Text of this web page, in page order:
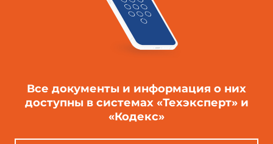
Все документы и информация о них
доступны в системах «Техэксперт» и
«Кодекс»